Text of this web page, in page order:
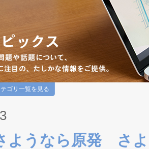
ゴリ一覧を見る
ようなら原発 さ